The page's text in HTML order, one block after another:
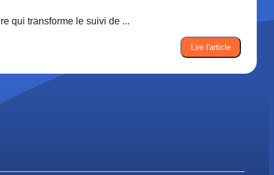
qui transforme le suivi de ...
Lire l'article